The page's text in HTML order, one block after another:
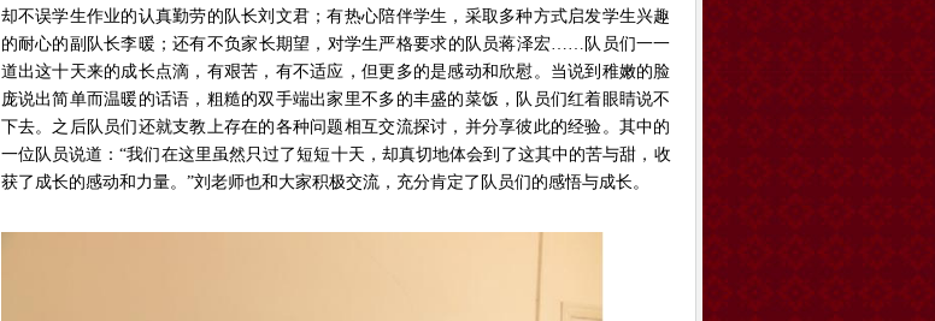
却不误学生作业的认真勤劳的队长刘文君；有热心陪伴学生，采取多种方式启发学生兴趣
的耐心的副队长李暖；还有不负家长期望，对学生严格要求的队员蒋泽宏……队员们一一
道出这十天来的成长点滴，有艰苦，有不适应，但更多的是感动和欣慰。当说到稚嫩的脸
庞说出简单而温暖的话语，粗糙的双手端出家里不多的丰盛的菜饭，队员们红着眼睛说不
下去。之后队员们还就支教上存在的各种问题相互交流探讨，并分享彼此的经验。其中的
一位队员说道：“我们在这里虽然只过了短短十天，却真切地体会到了这其中的苦与甜，收
获了成长的感动和力量。”刘老师也和大家积极交流，充分肯定了队员们的感悟与成长。